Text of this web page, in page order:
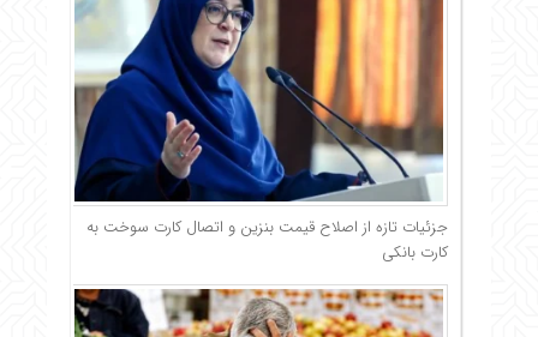
جزئیات تازه از اصلاح قیمت بنزین و اتصال کارت سوخت به
کارت بانکی